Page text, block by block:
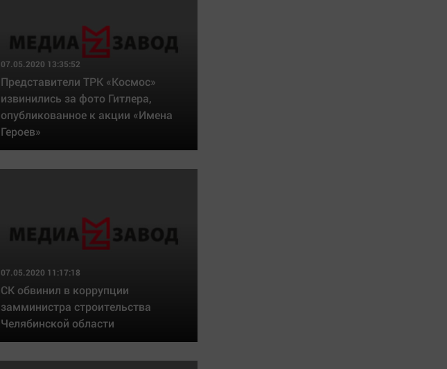
07.05.2020 13:35:52
Представители ТРК «Космос»
извинились за фото Гитлера,
опубликованное к акции «Имена
Героев»
07.05.2020 11:17:18
СК обвинил в коррупции
замминистра строительства
Челябинской области